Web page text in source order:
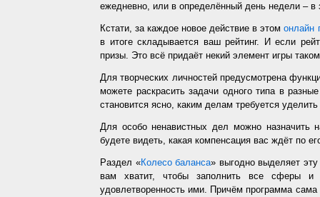
ежедневно, или в определённый день недели – в
Кстати, за каждое новое действие в этомонлайн
в итоге складывается ваш рейтинг. И если
призы. Это всё придаёт некий элемент игры
Для творческих личностей предусмотрена
можете раскрасить задачи одного типа в
становится ясно, каким делам требуется
Для особо ненавистных дел можно назначить
будете видеть, какая компенсация вас ждёт по
Раздел «Колесо баланса» выгодно выделяет
вам хватит, чтобы заполнить все сферы и
удовлетворенность ими. Причём программа